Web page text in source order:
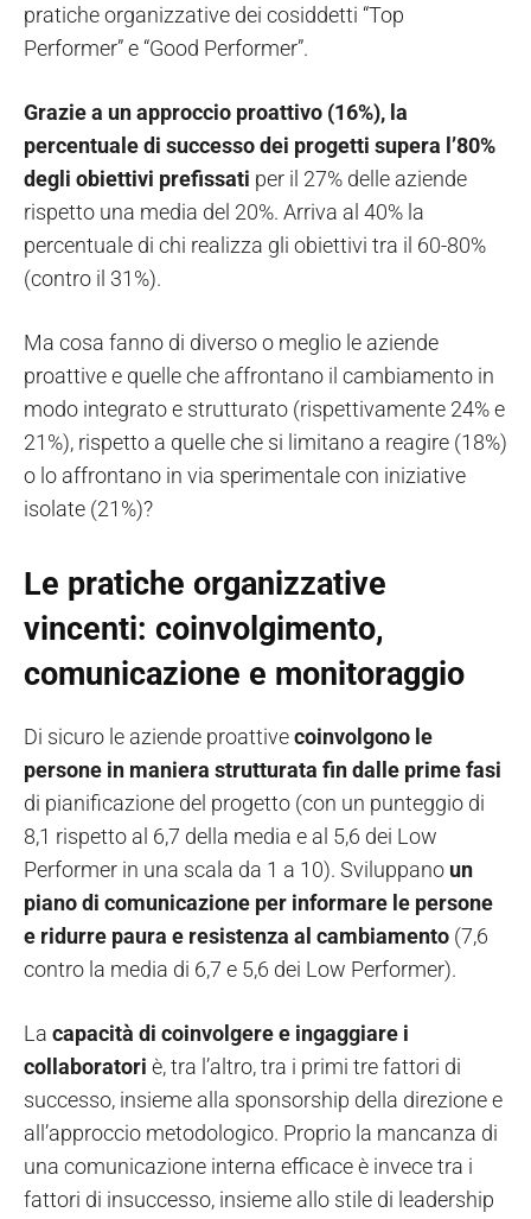
pratiche organizzative dei cosiddetti “Top
Performer” e “Good Performer”.
Grazie a un approccio proattivo (16%), la
percentuale di successo dei progetti supera l’80%
degli obiettivi prefissati per il 27% delle aziende
rispetto una media del 20%. Arriva al 40% la
percentuale di chi realizza gli obiettivi tra il 60-80%
(contro il 31%).
Ma cosa fanno di diverso o meglio le aziende
proattive e quelle che affrontano il cambiamento in
modo integrato e strutturato (rispettivamente 24% e
21%), rispetto a quelle che si limitano a reagire (18%)
o lo affrontano in via sperimentale con iniziative
isolate (21%)?
Le pratiche organizzative
vincenti: coinvolgimento,
comunicazione e monitoraggio
Di sicuro le aziende proattivecoinvolgono le
persone in maniera strutturata fin dalle prime fasi
di pianificazione del progetto (con un punteggio di
8,1 rispetto al 6,7 della media e al 5,6 dei Low
Performer in una scala da 1 a 10). Sviluppano un
piano di comunicazione per informare le persone
e ridurre paura e resistenza al cambiamento (7,6
contro la media di 6,7 e 5,6 dei Low Performer).
La capacità di coinvolgere e ingaggiare i
collaboratori è, tra l’altro, tra i primi tre fattori di
successo, insieme alla sponsorship della direzione e
all’approccio metodologico. Proprio la mancanza di
una comunicazione interna efficace è invece tra i
fattori di insuccesso, insieme allo stile di leadership